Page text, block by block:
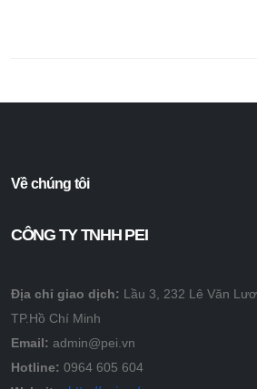
Về chúng tôi
CÔNG TY TNHH PEI
Địa chỉ giao dịch: Lầu 3, 232 Lê Văn
TP.Hồ Chí Minh
Email: admin@pei.vn
Hotline: 0964 605 604